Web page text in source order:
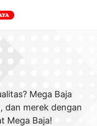
Mega Baja
dan merek dengan
Mega Baja!